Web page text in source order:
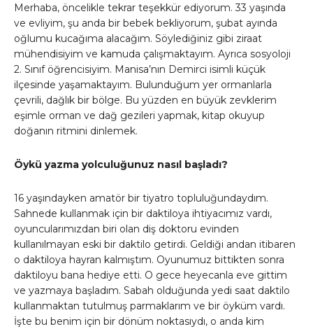
Merhaba, öncelikle tekrar teşekkür ediyorum. 33 yaşında
ve evliyim, şu anda bir bebek bekliyorum, şubat ayında
oğlumu kucağıma alacağım. Söylediğiniz gibi ziraat
mühendisiyim ve kamuda çalışmaktayım. Ayrıca sosyoloji
2. Sınıf öğrencisiyim. Manisa’nın Demirci isimli küçük
ilçesinde yaşamaktayım. Bulunduğum yer ormanlarla
çevrili, dağlık bir bölge. Bu yüzden en büyük zevklerim
eşimle orman ve dağ gezileri yapmak, kitap okuyup
doğanın ritmini dinlemek.
Öykü yazma yolculuğunuz nasıl başladı?
16 yaşındayken amatör bir tiyatro topluluğundaydım.
Sahnede kullanmak için bir daktiloya ihtiyacımız vardı,
oyuncularımızdan biri olan diş doktoru evinden
kullanılmayan eski bir daktilo getirdi. Geldiği andan itibaren
o daktiloya hayran kalmıştım. Oyunumuz bittikten sonra
daktiloyu bana hediye etti. O gece heyecanla eve gittim
ve yazmaya başladım. Sabah olduğunda yedi saat daktilo
kullanmaktan tutulmuş parmaklarım ve bir öyküm vardı.
İşte bu benim için bir dönüm noktasıydı, o anda kim